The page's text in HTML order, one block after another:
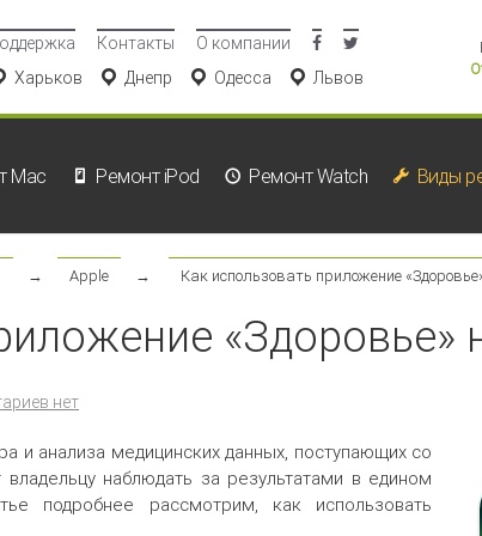
Контакты
О компании
Харьков Днепр Одесса Львов
Mac Ремонт iPod Ремонт Watch Виды
→ Apple → Как использовать приложение
«Здоровье»
нет
и анализа медицинских данных, поступающих со
наблюдать за результатами в едином
подробнее рассмотрим, как использовать